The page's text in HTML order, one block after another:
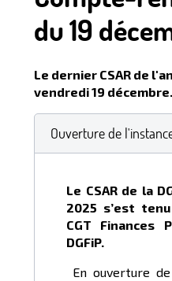
du 19
Le dernier CSAR de
vendredi 19
Ouverture de
Le CSAR de la
2025 s’est
CGT Finances
DGFiP.
En ouverture